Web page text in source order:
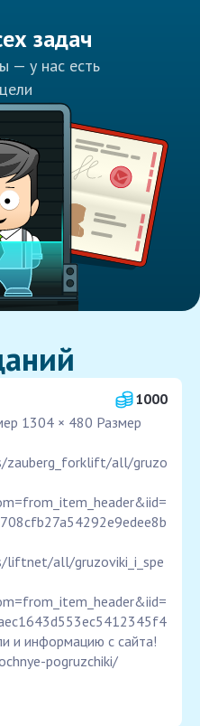
задач
— у нас есть
1000
1304 × 480 Размер
zauberg_forklift/all/gruzo
liftnet/all/gruzoviki_i_spe
и информацию с сайта!
pogruzchiki/